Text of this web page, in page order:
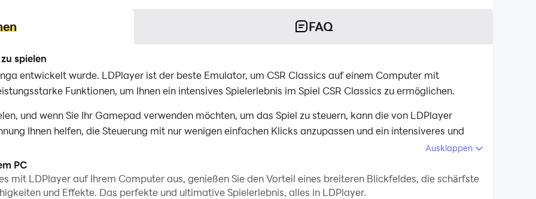
FAQ
spielen
entwickelt wurde. LDPlayer ist der beste Emulator, um CSR Classics auf einem Computer mit
Funktionen, um Ihnen ein intensives Spielerlebnis im Spiel CSR Classics zu ermöglichen.
und wenn Sie Ihr Gamepad verwenden möchten, um das Spiel zu steuern, kann die von LDPlayer
Ihnen helfen, die Steuerung mit nur wenigen einfachen Klicks anzupassen und ein intensiveres und
vielfältigen Streckendesigns im Spiel sowie die reichen Funktionen und Umgebungsänderungen
Ausklappen
PC
mit LDPlayer auf Ihrem Computer aus, genießen Sie den Vorteil eines breiteren Blickfeldes, die schärfste
und Effekte. Das perfekte und ultimative Spielerlebnis, alles in LDPlayer.